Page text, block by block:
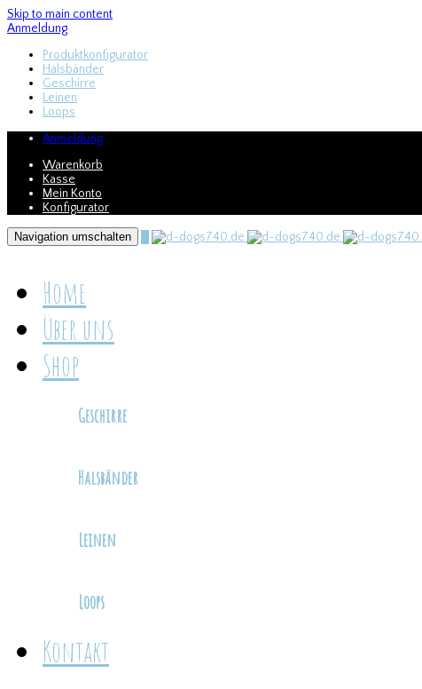
Skip to main content
Anmeldung
Produktkonfigurator
Halsbänder
Geschirre
Leinen
Loops
Anmeldung
Warenkorb
Kasse
Mein Konto
Konfigurator
Navigation umschalten
Home
Über uns
Shop
Geschirre
Halsbänder
Leinen
Loops
Kontakt